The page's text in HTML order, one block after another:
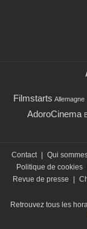
Filmstarts Allemagne
AdoroCinema
Contact Qui
Politique de cookies
Revue de presse
Retrouvez tous les